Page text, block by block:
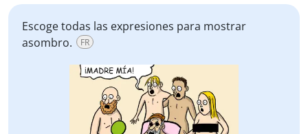
Escoge todas las expresiones para mostrar
asombro.
FR